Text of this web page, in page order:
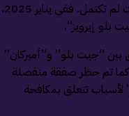
ومع ذلك، فإن تاريخ القطاع مليء بصفقات لم تكتمل. ففي يناير 2025،
إيرويز”.
“جيت بلو” و”أميركان”
كما تم حظر صفقة منفصلة
تتعلق بمكافحة